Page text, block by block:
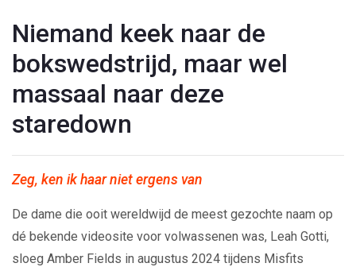
Niemand keek naar de
bokswedstrijd, maar wel
massaal naar deze
staredown
Zeg, ken ik haar niet ergens van
De dame die ooit wereldwijd de meest gezochte naam op
dé bekende videosite voor volwassenen was, Leah Gotti,
sloeg Amber Fields in augustus 2024 tijdens Misfits